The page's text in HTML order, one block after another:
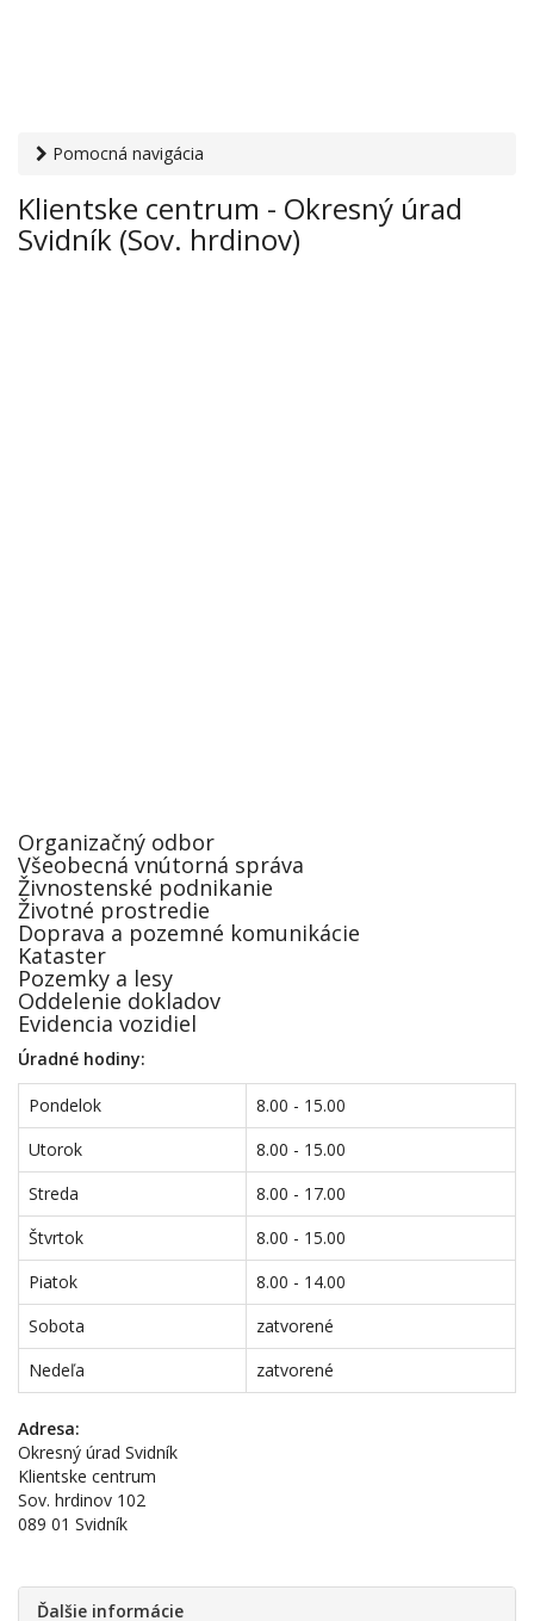
Pomocná navigácia
Ministerstva vnútra› Klientske centrum - Okresný úrad
Svidník (Sov. hrdinov)
Klientske centrum - Okresný úrad
Svidník (Sov. hrdinov)
Organizačný odbor
Všeobecná vnútorná správa
Živnostenské podnikanie
Životné prostredie
Doprava a pozemné komunikácie
Kataster
Pozemky a lesy
Oddelenie dokladov
Evidencia vozidiel
Úradné hodiny:
Pondelok
8.00 - 15.00
Utorok
8.00 - 15.00
Streda
8.00 - 17.00
Štvrtok
8.00 - 15.00
Piatok
8.00 - 14.00
Sobota
zatvorené
Nedeľa
zatvorené
Adresa:
Okresný úrad Svidník
Klientske centrum
Sov. hrdinov 102
089 01 Svidník
Ďalšie informácie